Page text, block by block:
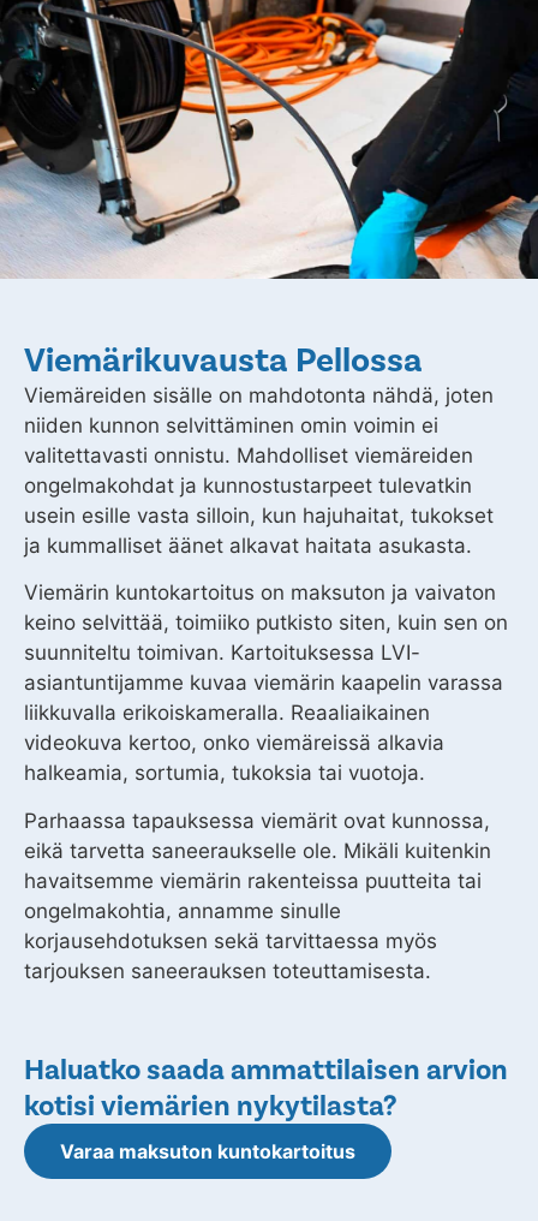
Viemärikuvausta Pellossa
Viemäreiden sisälle on mahdotonta nähdä, joten
niiden kunnon selvittäminen omin voimin ei
valitettavasti onnistu. Mahdolliset viemäreiden
ongelmakohdat ja kunnostustarpeet tulevatkin
usein esille vasta silloin, kun hajuhaitat, tukokset
ja kummalliset äänet alkavat haitata asukasta.
Viemärin kuntokartoitus on maksuton ja vaivaton
keino selvittää, toimiiko putkisto siten, kuin sen on
suunniteltu toimivan. Kartoituksessa LVI-
asiantuntijamme kuvaa viemärin kaapelin varassa
liikkuvalla erikoiskameralla. Reaaliaikainen
videokuva kertoo, onko viemäreissä alkavia
halkeamia, sortumia, tukoksia tai vuotoja.
Parhaassa tapauksessa viemärit ovat kunnossa,
eikä tarvetta saneeraukselle ole. Mikäli kuitenkin
havaitsemme viemärin rakenteissa puutteita tai
ongelmakohtia, annamme sinulle
korjausehdotuksen sekä tarvittaessa myös
tarjouksen saneerauksen toteuttamisesta.
Haluatko saada ammattilaisen arvion
kotisi viemärien nykytilasta?
Varaa maksuton kuntokartoitus